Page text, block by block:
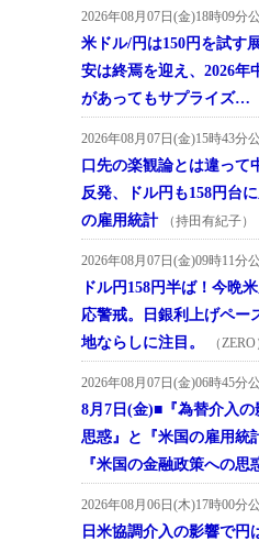
2026年08月07日(金)18時09分
米ドル/円は150円を試す
安は終焉を迎え、2026年
があってもサプライズ…
2026年08月07日(金)15時43分
口先の楽観論とは違って
反発、ドル円も158円台
の雇用統計
（持田有紀子）
2026年08月07日(金)09時11分
ドル円158円半ば！今晩
応警戒。日銀利上げペー
地ならしに注目。
（ZERO
2026年08月07日(金)06時45分
8月7日(金)■『為替介入
思惑』と『米国の雇用統
『米国の金融政策への
2026年08月06日(木)17時00分
日米協調介入の影響で円